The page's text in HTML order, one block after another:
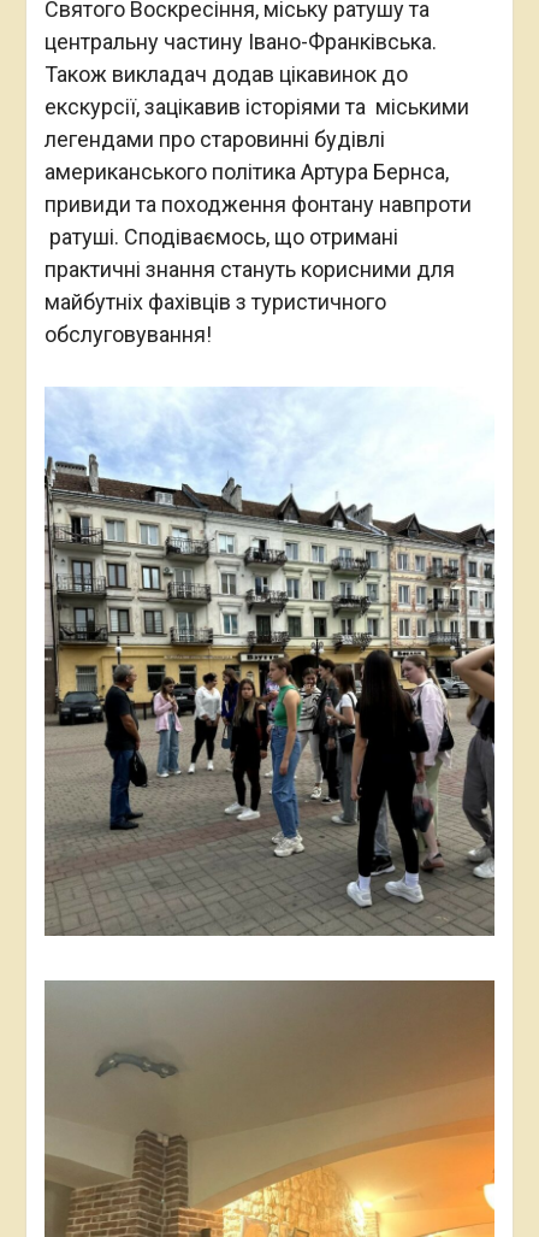
Святого Воскресіння, міську ратушу та
центральну частину Івано-Франківська.
Також викладач додав цікавинок до
екскурсії, зацікавив історіями та міськими
легендами про старовинні будівлі
американського політика Артура Бернса,
привиди та походження фонтану навпроти
ратуші. Сподіваємось, що отримані
практичні знання стануть корисними для
майбутніх фахівців з туристичного
обслуговування!